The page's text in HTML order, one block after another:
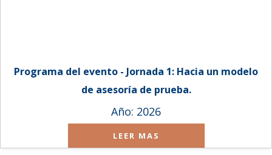
Programa del evento - Jornada 1: Hacia un modelo
de asesoría de prueba.
Año: 2026
LEER MAS